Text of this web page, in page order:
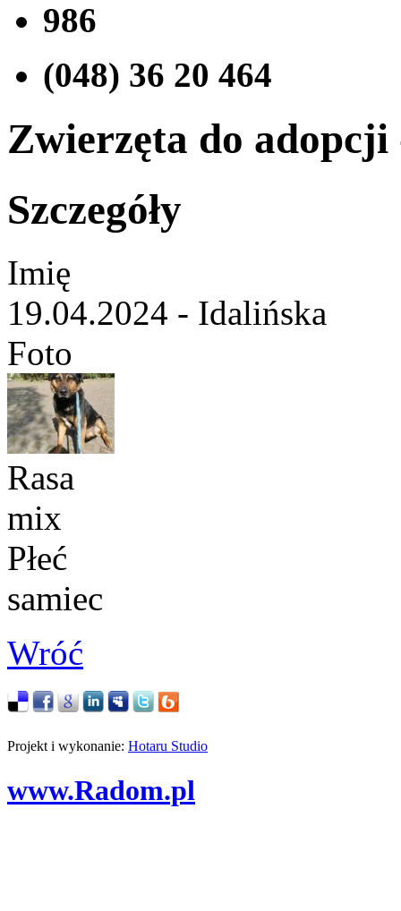
986
(048) 36 20 464
Zwierzęta do adopcji
Szczegóły
Imię
19.04.2024 - Idalińska
Foto
Rasa
mix
Płeć
samiec
Wróć
Projekt i wykonanie: Hotaru Studio
www.Radom.pl